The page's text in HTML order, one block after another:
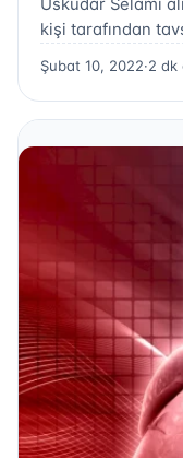
Üsküdar Selami
kişi tarafından
Şubat 10, 2022·2 dk